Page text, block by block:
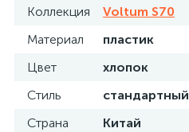
Коллекция
Voltum S70
Материал
пластик
Цвет
хлопок
Стиль
стандартный
Страна
Китай